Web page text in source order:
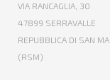
VIA RANCAGLIA, 30
47899 SERRAVALLE
REPUBBLICA DI SAN
(RSM)